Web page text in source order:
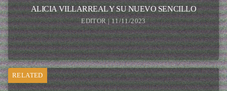
ALICIA VILLARREAL Y SU NUEVO SENCILLO
EDITOR | 11/11/2023
RELATED